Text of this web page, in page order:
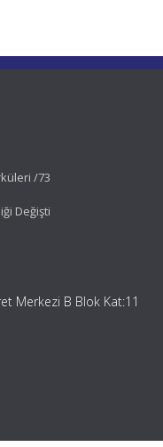
/73
Değişti
Merkezi B Blok Kat:11